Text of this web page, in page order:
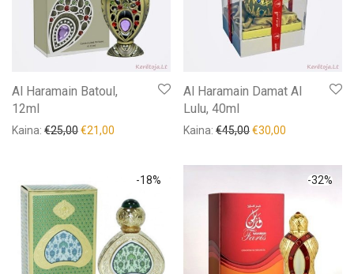
Al Haramain Batoul,
12ml
Kaina: €25,00€21,00
Al Haramain Damat Al
Lulu, 40ml
Kaina: €45,00€30,00
-18% -32%